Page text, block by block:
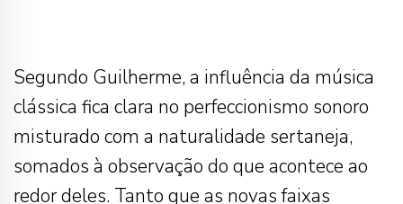
Segundo Guilherme, a influência da música
clássica fica clara no perfeccionismo sonoro
misturado com a naturalidade sertaneja,
somados à observação do que acontece ao
redor deles. Tanto que as novas faixas